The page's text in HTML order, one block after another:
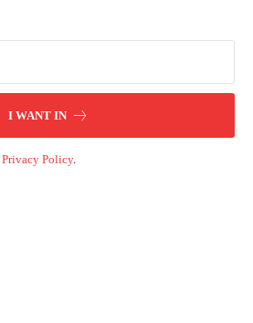
I WANT IN
Privacy Policy.